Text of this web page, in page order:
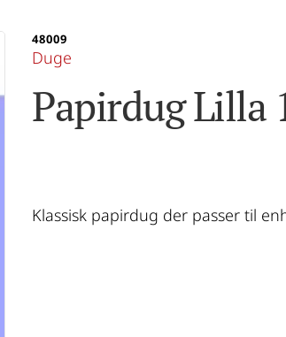
48009
Duge
Papirdug Lilla
Klassisk papirdug der passer til